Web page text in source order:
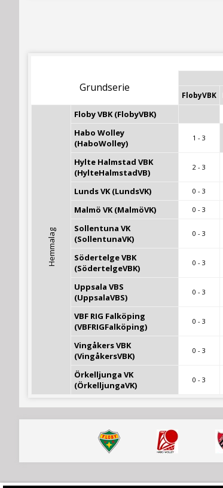
Grundserie
FlobyVBK
Hemmalag
Floby VBK (FlobyVBK)
Habo Wolley
(HaboWolley)
1 - 3
Hylte Halmstad VBK
(HylteHalmstadVB)
2 - 3
Lunds VK (LundsVK) 0 - 3
Malmö VK (MalmöVK) 0 - 3
Sollentuna VK
(SollentunaVK)
0 - 3
Södertelge VBK
(SödertelgeVBK)
0 - 3
Uppsala VBS
(UppsalaVBS)
0 - 3
VBF RIG Falköping
(VBFRIGFalköping)
0 - 3
Vingåkers VBK
(VingåkersVBK)
0 - 3
Örkelljunga VK
(ÖrkelljungaVK)
0 - 3